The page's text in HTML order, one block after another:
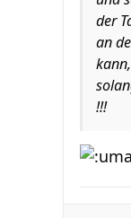
der
an
kann,
!!!